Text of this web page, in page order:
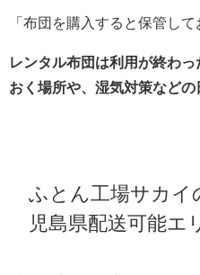
「布団を購入すると保管して
レンタル布団は利用が終わ
おく場所や、湿気対策などの
ふとん工場サカイ
児島県配送可能エ